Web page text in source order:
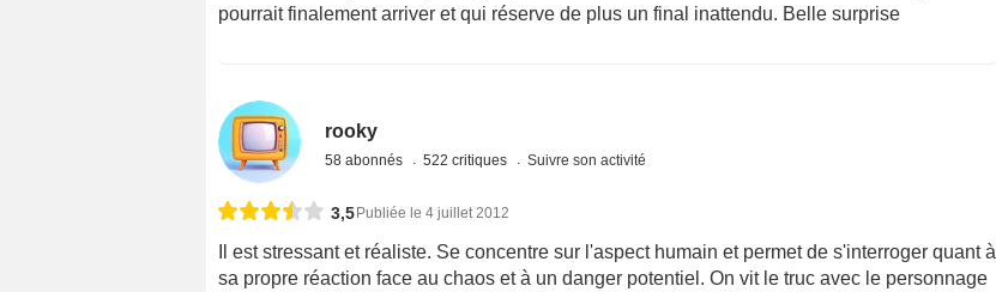
pourrait finalement arriver et qui réserve de plus un final inattendu. Belle surprise
rooky
58 abonnés 522 critiques Suivre son activité
3,5 Publiée le 4 juillet 2012
Il est stressant et réaliste. Se concentre sur l'aspect humain et permet de s'interroger quant à
sa propre réaction face au chaos et à un danger potentiel. On vit le truc avec le personnage